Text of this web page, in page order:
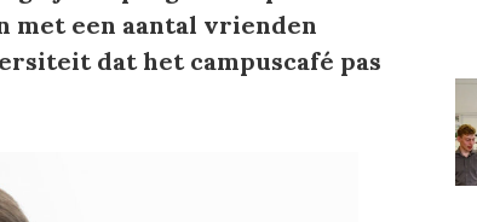
met een aantal vrienden
dat het campuscafé pas